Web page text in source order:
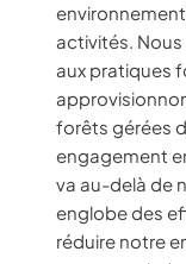
activités.
aux pratiques
forêts gérées
engagement
va au-delà de
englobe des
réduire notre